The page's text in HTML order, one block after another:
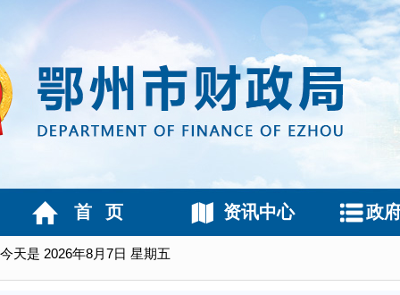
今天是 2026年8月7日 星期五
首 页 资讯中心 政